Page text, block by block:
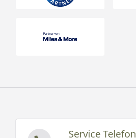
Service Telefon